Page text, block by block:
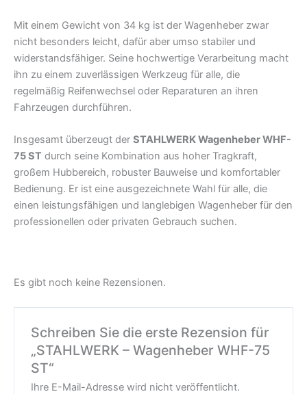
Mit einem Gewicht von 34 kg ist der Wagenheber zwar
nicht besonders leicht, dafür aber umso stabiler und
widerstandsfähiger. Seine hochwertige Verarbeitung macht
ihn zu einem zuverlässigen Werkzeug für alle, die
regelmäßig Reifenwechsel oder Reparaturen an ihren
Fahrzeugen durchführen.
Insgesamt überzeugt der STAHLWERK Wagenheber WHF-
75 ST durch seine Kombination aus hoher Tragkraft,
großem Hubbereich, robuster Bauweise und komfortabler
Bedienung. Er ist eine ausgezeichnete Wahl für alle, die
einen leistungsfähigen und langlebigen Wagenheber für den
professionellen oder privaten Gebrauch suchen.
Es gibt noch keine Rezensionen.
Schreiben Sie die erste Rezension für
„STAHLWERK – Wagenheber WHF-75
ST“
Ihre E-Mail-Adresse wird nicht veröffentlicht.